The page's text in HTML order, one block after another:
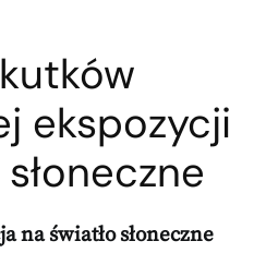
ekspozycji
na światło słoneczne